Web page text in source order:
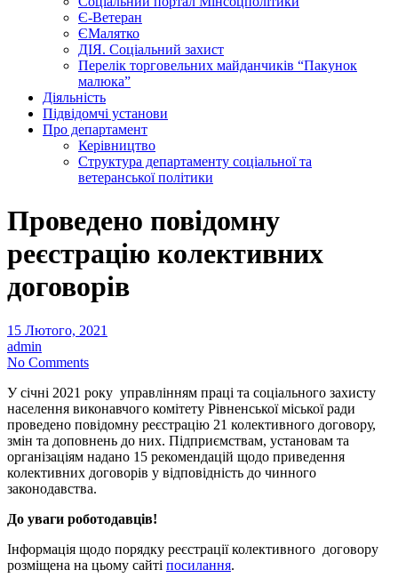
Є-Ветеран
ЄМалятко
ДІЯ. Соціальний захист
Перелік торговельних майданчиків “Пакунок
малюка”
Діяльність
Підвідомчі установи
Про департамент
Керівництво
Структура департаменту соціальної та
ветеранської політики
Проведено повідомну
реєстрацію колективних
договорів
15 Лютого, 2021
admin
No Comments
У січні 2021 року управлінням праці та соціального захисту
населення виконавчого комітету Рівненської міської ради
проведено повідомну реєстрацію 21 колективного договору,
змін та доповнень до них. Підприємствам, установам та
організаціям надано 15 рекомендацій щодо приведення
колективних договорів у відповідність до чинного
законодавства.
До уваги роботодавців!
Інформація щодо порядку реєстрації колективного договору
розміщена на цьому сайті посилання.